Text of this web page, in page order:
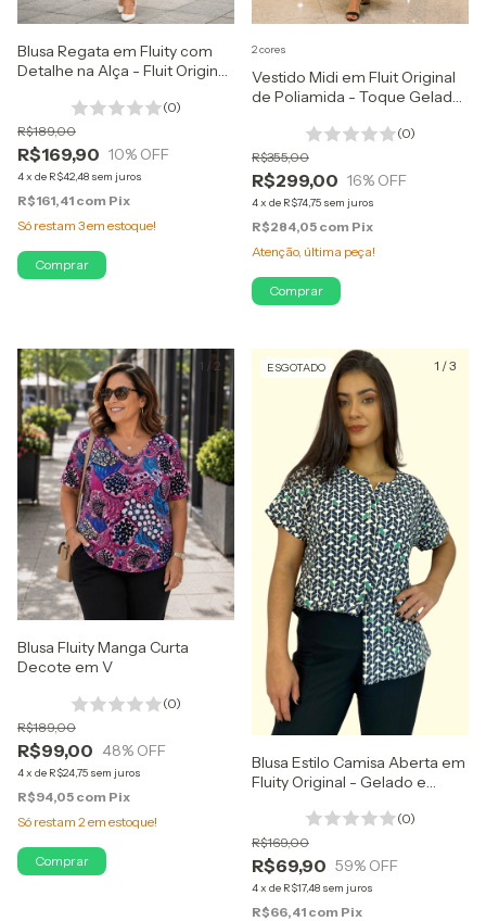
Blusa Regata em Fluity com
Detalhe na Alça - Fluit Original
(0)
R$169,90
R$189,00
10% OFF
4x de R$42,48 sem juros
R$161,41 com Pix
Só restam 3em estoque!
Comprar
Vestido Midi em Fluit Original
de Poliamida - Toque Gelado
(0)
R$299,00
R$355,00
16% OFF
4x de R$74,75 sem juros
R$284,05 com Pix
Atenção, última peça!
2 cores
Comprar
1 / 2
Blusa Fluity Manga Curta
Decote em V
(0)
R$99,00
R$189,00
48% OFF
4x de R$24,75 sem juros
R$94,05 com Pix
Só restam 2em estoque!
Comprar
1 /3
ESGOTADO
Blusa Estilo Camisa Aberta em
Fluity Original - Gelado e
(0)
R$69,90
R$169,00
59% OFF
4x de R$17,48 sem juros
R$66,41 com Pix